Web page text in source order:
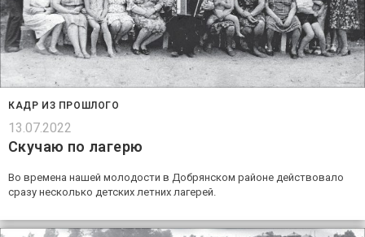
КАДР ИЗ ПРОШЛОГО
13.07.2022
Скучаю по лагерю
Во времена нашей молодости в Добрянском районе действовало
сразу несколько детских летних лагерей.